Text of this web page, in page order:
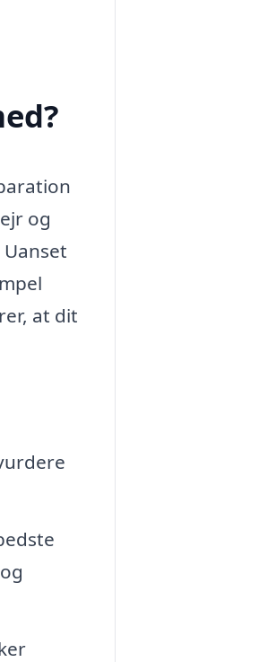
og
at dit